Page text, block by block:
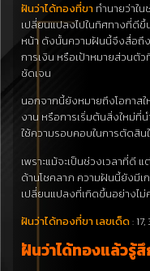
ฝันว่าได้ทองที่ขา ทำนายว่าใ
เปลี่ยนแปลงไปในทิศทางที่ดี
หน้า ดังนั้นความฝันนี้จึงสื่อถึง
การเงิน หรือเป้าหมายส่วนตั
ชัดเจน
นอกจากนี้ยังหมายถึงโอกาสใ
งาน หรือการเริ่มต้นสิ่งใหม่ที่
ใช้ความรอบคอบในการตัดสิน
เพราะแม้จะเป็นช่วงเวลาที่ดี
ด้านโชคลาภ ความฝันนี้ยังมี
เปลี่ยนแปลงที่เกิดขึ้นอย่างไ
ฝันว่าได้ทองที่ขา เลขเด็ด:
ฝันว่าได้ทองแล้วรู้